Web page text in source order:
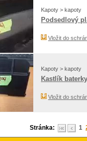
Kapoty > kapoty
Podsedlový
Vložit do
Kapoty > kapoty
Kastlík
Vložit do
Stránka: 1